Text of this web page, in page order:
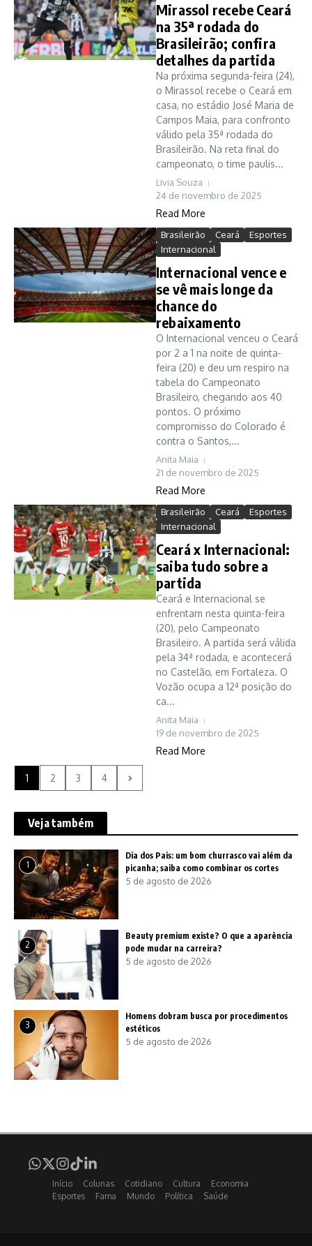
Mirassol recebe Ceará
na 35ª rodada do
Brasileirão; confira
detalhes da partida
Na próxima segunda-feira (24),
o Mirassol recebe o Ceará em
casa, no estádio José Maria de
Campos Maia, para confronto
válido pela 35ª rodada do
Brasileirão. Na reta final do
campeonato, o time paulis...
Livia Souza
24 de novembro de 2025
Read More
Brasileirão Ceará
Esportes
Internacional
Internacional vence e
se vê mais longe da
chance do
rebaixamento
O Internacional venceu o Ceará
por 2 a 1 na noite de quinta-
feira (20) e deu um respiro na
tabela do Campeonato
Brasileiro, chegando aos 40
pontos. O próximo
compromisso do Colorado é
contra o Santos,...
Anita Maia
21 de novembro de 2025
Read More
Brasileirão Ceará
Esportes
Internacional
Ceará x Internacional:
saiba tudo sobre a
partida
Ceará e Internacional se
enfrentam nesta quinta-feira
(20), pelo Campeonato
Brasileiro. A partida será válida
pela 34ª rodada, e acontecerá
no Castelão, em Fortaleza. O
Vozão ocupa a 12ª posição do
ca...
Anita Maia
19 de novembro de 2025
Read More
1 2 3 4
Veja também
1
Dia dos Pais: um bom churrasco vai além da
picanha; saiba como combinar os cortes
5 de agosto de 2026
2
Beauty premium existe? O que a aparência
pode mudar na carreira?
5 de agosto de 2026
3
Homens dobram busca por procedimentos
estéticos
5 de agosto de 2026
Início Colunas Cotidiano Cultura
Economia
Esportes
Fama Mundo Política Saúde